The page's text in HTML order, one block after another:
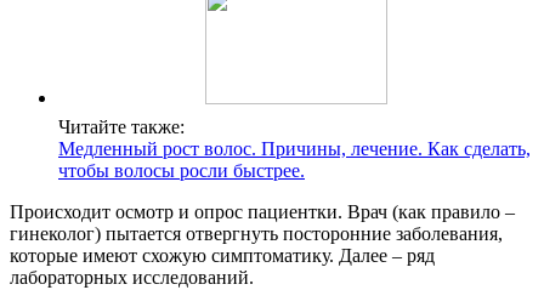
Читайте также:
Медленный рост волос. Причины, лечение. Как сделать,
чтобы волосы росли быстрее.
Происходит осмотр и опрос пациентки. Врач (как правило –
гинеколог) пытается отвергнуть посторонние заболевания,
которые имеют схожую симптоматику. Далее – ряд
лабораторных исследований.